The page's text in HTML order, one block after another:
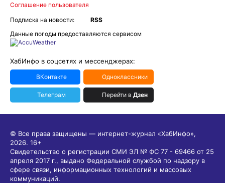
Соглашение пользователя
Подписка на новости:
RSS
Данные погоды предоставляются сервисом
ХабИнфо в соцсетях и мессенджерах:
ВКонтакте Одноклассники
Телеграм Перейти в Дзен
© Все права защищены — интернет-журнал «ХабИнфо»,
2026. 16+
Свидетельство о регистрации СМИ ЭЛ № ФС 77 - 69466 от 25
апреля 2017 г., выдано Федеральной службой по надзору в
сфере связи, информационных технологий и массовых
коммуникаций.